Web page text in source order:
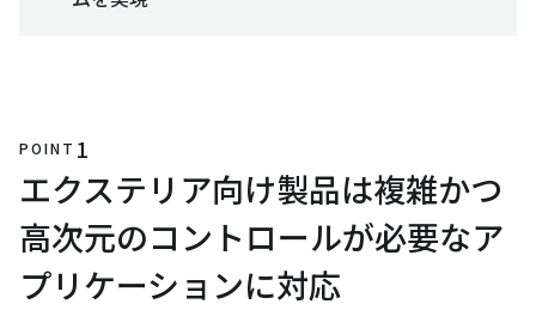
POINT 1
エクステリア向け製品は複雑かつ
高次元のコントロールが必要なア
プリケーションに対応